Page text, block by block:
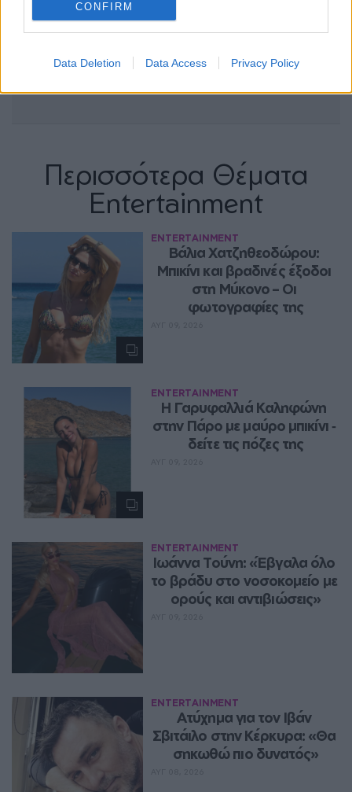
CONFIRM
Data Deletion Data Access Privacy Policy
Περισσότερα Θέματα
Entertainment
ENTERTAINMENT
Βάλια Χατζηθεοδώρου:
Μπικίνι και βραδινές έξοδοι
στη Μύκονο – Οι
φωτογραφίες της
ENTERTAINMENT
Η Γαρυφαλλιά Καληφώνη
στην Πάρο με μαύρο μπικίνι ‑
δείτε τις πόζες της
ENTERTAINMENT
Ιωάννα Τούνη: «Έβγαλα όλο
το βράδυ στο νοσοκομείο με
ορούς και αντιβιώσεις»
ENTERTAINMENT
Ατύχημα για τον Ιβάν
Σβιτάιλο στην Κέρκυρα: «Θα
σηκωθώ πιο δυνατός»